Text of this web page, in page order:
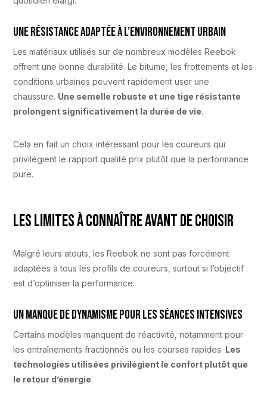
Une résistance adaptée à l’environnement urbain
Les matériaux utilisés sur de nombreux modèles Reebok
offrent une bonne durabilité. Le bitume, les frottements et les
conditions urbaines peuvent rapidement user une
chaussure. Une semelle robuste et une tige résistante
prolongent significativement la durée de vie.
Cela en fait un choix intéressant pour les coureurs qui
privilégient le rapport qualité prix plutôt que la performance
pure.
Les limites à connaître avant de choisir
Malgré leurs atouts, les Reebok ne sont pas forcément
adaptées à tous les profils de coureurs, surtout si l’objectif
est d’optimiser la performance.
Un manque de dynamisme pour les séances intensives
Certains modèles manquent de réactivité, notamment pour
les entraînements fractionnés ou les courses rapides. Les
technologies utilisées privilégient le confort plutôt que
le retour d’énergie.